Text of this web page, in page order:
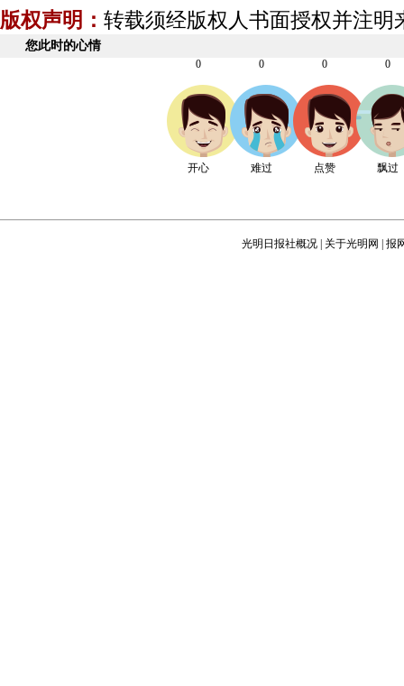
版权声明： 转载须经版权人书面授权并注明
您此时的心情
0
开心
0
难过
0
点赞
0
飘过
光明日报社概况 关于光明网 报